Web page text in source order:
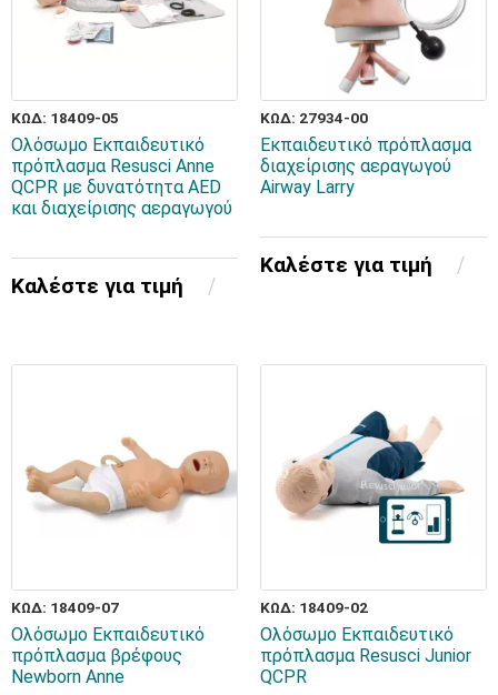
ΚΩΔ: 18409-05
Ολόσωμο Εκπαιδευτικό
πρόπλασμα Resusci Anne
QCPR με δυνατότητα AED
και διαχείρισης αεραγωγού
Καλέστε για τιμή
ΚΩΔ: 27934-00
Εκπαιδευτικό πρόπλασμα
διαχείρισης αεραγωγού
Airway Larry
Καλέστε για τιμή
ΚΩΔ: 18409-07
Ολόσωμο Εκπαιδευτικό
πρόπλασμα βρέφους
Newborn Anne
ΚΩΔ: 18409-02
Ολόσωμο Εκπαιδευτικό
πρόπλασμα Resusci Junior
QCPR